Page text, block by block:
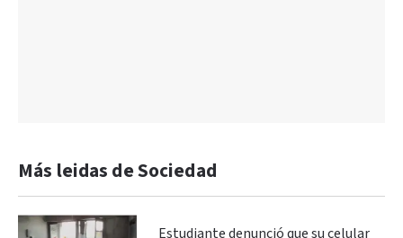
Más leidas de Sociedad
Estudiante denunció que su celular